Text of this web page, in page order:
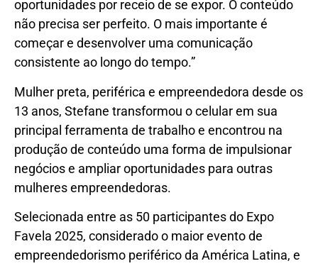
oportunidades por receio de se expor. O conteúdo
não precisa ser perfeito. O mais importante é
começar e desenvolver uma comunicação
consistente ao longo do tempo.”
Mulher preta, periférica e empreendedora desde os
13 anos, Stefane transformou o celular em sua
principal ferramenta de trabalho e encontrou na
produção de conteúdo uma forma de impulsionar
negócios e ampliar oportunidades para outras
mulheres empreendedoras.
Selecionada entre as 50 participantes do Expo
Favela 2025, considerado o maior evento de
empreendedorismo periférico da América Latina, e